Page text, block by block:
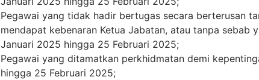
Pegawai yang tidak hadir bertugas secara berterusan
mendapat kebenaran Ketua Jabatan, atau tanpa sebab
Januari 2025 hingga 25 Februari 2025;
Pegawai yang ditamatkan perkhidmatan demi
hingga 25 Februari 2025;